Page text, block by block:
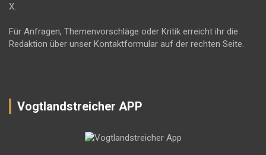
X.
Für Anfragen, Themenvorschläge oder Kritik erreicht ihr die
Redaktion über unser Kontaktformular auf der rechten Seite.
Vogtlandstreicher APP